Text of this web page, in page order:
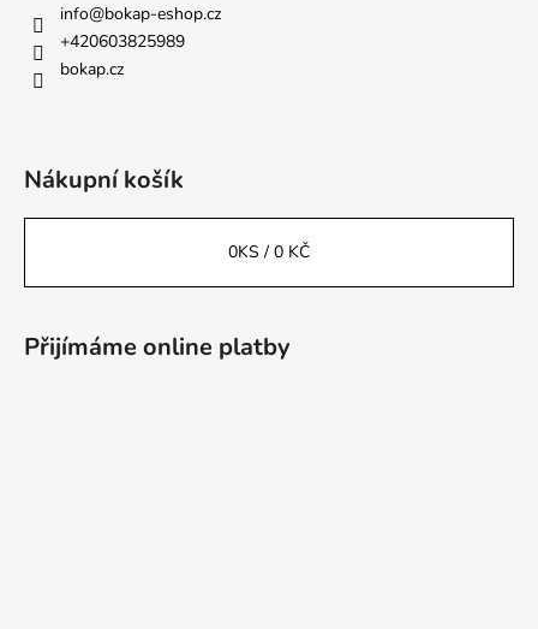
info@bokap-eshop.cz
+420603825989
bokap.cz
Nákupní košík
0KS / 0 KČ
Přijímáme online platby